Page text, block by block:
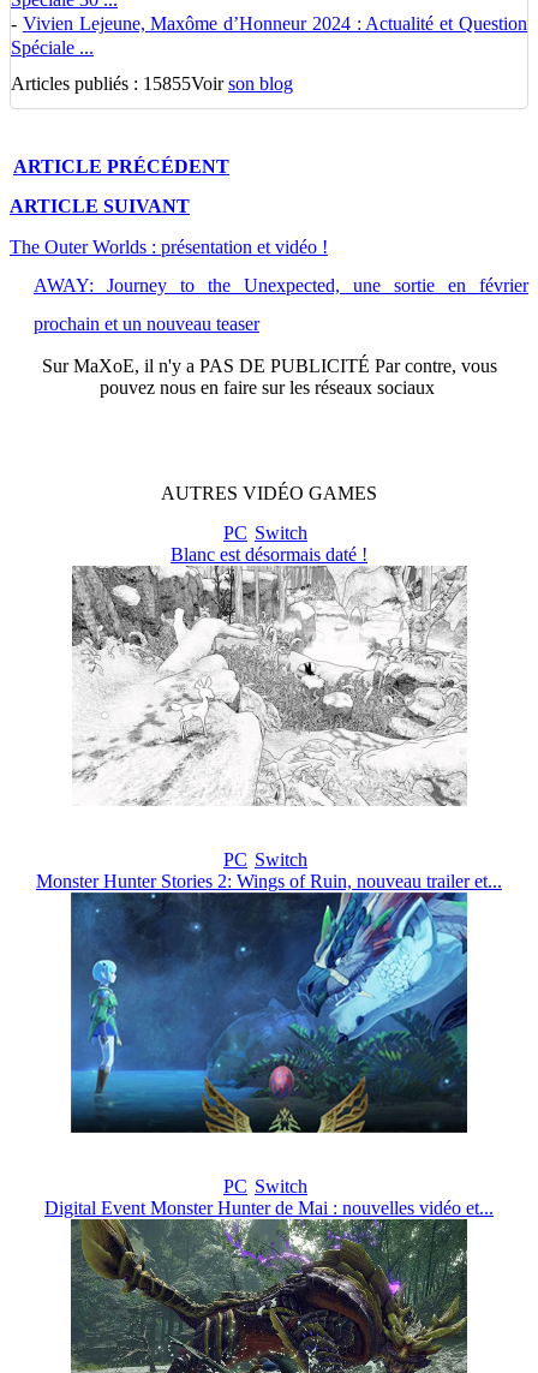
- Vivien Lejeune, Maxôme d’Honneur 2024 : Actualité et Question
Spéciale ...
Articles publiés : 15855Voirson blog
ARTICLE PRÉCÉDENT
ARTICLE SUIVANT
The Outer Worlds : présentation et vidéo !
AWAY: Journey to the Unexpected, une sortie en février
prochain et un nouveau teaser
SurMaXoE, il n'y a PAS DE PUBLICITÉ Par contre, vous
pouvez nous en faire sur les réseaux sociaux
AUTRES VIDÉO GAMES
PC Switch
Blanc est désormais daté !
PC Switch
Monster Hunter Stories 2: Wings of Ruin, nouveau trailer et...
PC Switch
Digital Event Monster Hunter de Mai : nouvelles vidéo et...